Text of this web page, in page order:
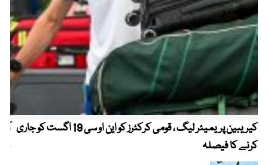
کیریبین پریمیئر لیگ ، قومی کرکٹرز کو این او سی 19 اگست کو جاری
کرنے کا فیصلہ